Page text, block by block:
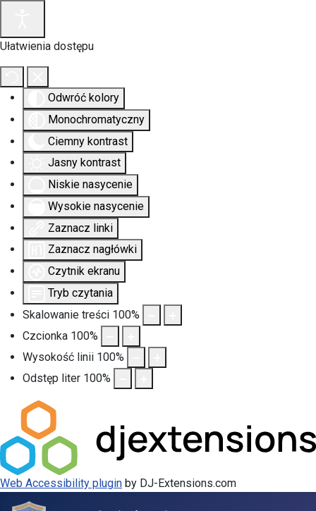
Ułatwienia dostępu
Odwróć kolory
Monochromatyczny
Ciemny kontrast
Jasny kontrast
Niskie nasycenie
Wysokie nasycenie
Zaznacz linki
Zaznacz nagłówki
Czytnik ekranu
Tryb czytania
Skalowanie treści 100%
Czcionka 100%
Wysokość linii 100%
Odstęp liter 100%
Web Accessibility plugin by DJ-Extensions.com